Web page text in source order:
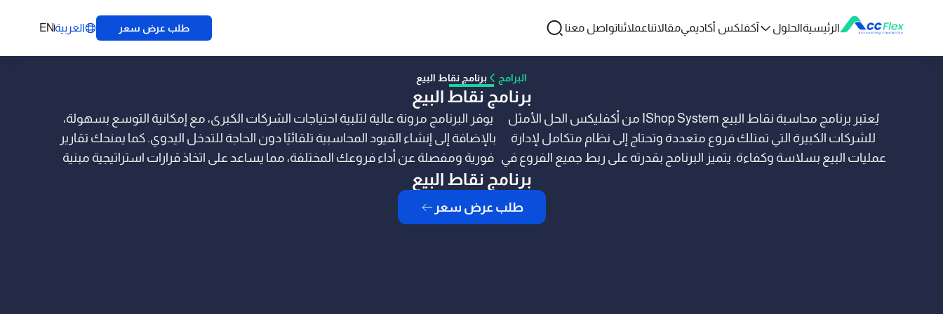
EN العربية طلب عرض سعر تواصل معناعملائنامقالاتناآكفلكس أكاديمي الحلولالرئيسية
البرامج برنامج نقاط البيع
برنامج نقاط البيع
يُعتبر برنامج محاسبة نقاط البيع IShop System من أكفليكس الحل الأمثل
للشركات الكبيرة التي تمتلك فروع متعددة وتحتاج إلى نظام متكامل لإدارة
عمليات البيع بسلاسة وكفاءة. يتميز البرنامج بقدرته على ربط جميع الفروع في
نظام واحد، مما يتيح إدارة مركزية وتحكم كامل في العمليات اليومية وتقليل
يوفر البرنامج مرونة عالية لتلبية احتياجات الشركات الكبرى، مع إمكانية التوسع بسهولة،
بالإضافة إلى إنشاء القيود المحاسبية تلقائيًا دون الحاجة للتدخل اليدوي. كما يمنحك تقارير
فورية ومفصلة عن أداء فروعك المختلفة، مما يساعد على اتخاذ قرارات استراتيجية مبنية
برنامج نقاط البيع
طلب عرض سعر